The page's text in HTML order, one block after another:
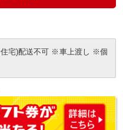
住宅)配送不可 ※車上渡し ※個